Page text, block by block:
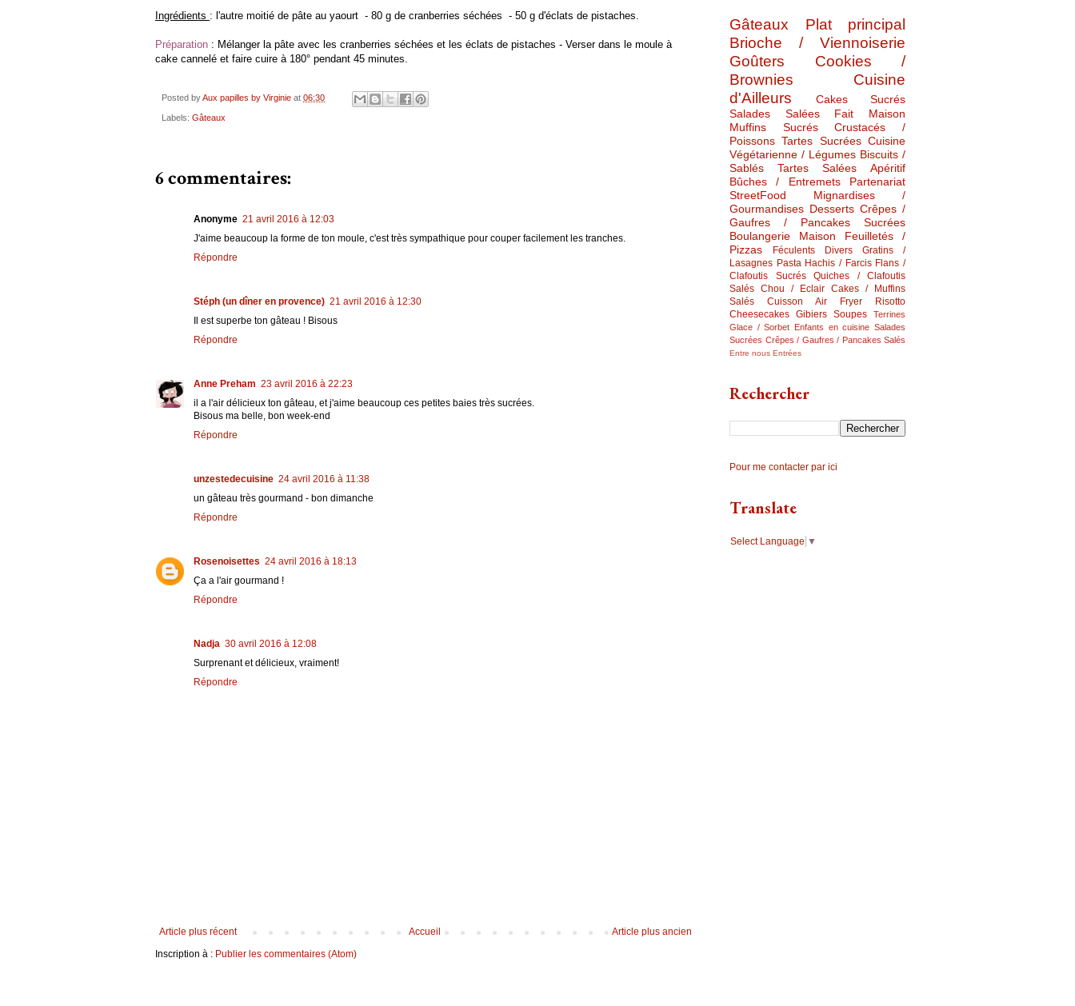
Ingrédients : l'autre moitié de pâte au yaourt - 80 g de cranberries séchées - 50 g d'éclats de pistaches.
Préparation : Mélanger la pâte avec les cranberries séchées et les éclats de pistaches - Verser dans le moule à
cake cannelé et faire cuire à 180° pendant 45 minutes.
Posted byAux papilles by Virginie at 06:30
Labels: Gâteaux
6 commentaires:
Anonyme 21 avril 2016 à 12:03
J'aime beaucoup la forme de ton moule, c'est très sympathique pour couper facilement les tranches.
Répondre
Stéph (un dîner en provence) 21 avril 2016 à 12:30
Il est superbe ton gâteau ! Bisous
Répondre
Anne Preham 23 avril 2016 à 22:23
il a l'air délicieux ton gâteau, et j'aime beaucoup ces petites baies très sucrées.
Bisous ma belle, bon week-end
Répondre
unzestedecuisine 24 avril 2016 à 11:38
un gâteau très gourmand - bon dimanche
Répondre
Rosenoisettes 24 avril 2016 à 18:13
Ça a l'air gourmand !
Répondre
Nadja 30 avril 2016 à 12:08
Surprenant et délicieux, vraiment!
Répondre
Article plus récent Article plus ancien
Accueil
Inscription à : Publier les commentaires (Atom)
Gâteaux
Plat principal
Brioche / Viennoiserie
Goûters
Cookies /
Brownies
Cuisine
d'Ailleurs
Cakes Sucrés
Salades Salées
Fait Maison
Muffins Sucrés
Crustacés /
Poissons Tartes Sucrées Cuisine
Végétarienne / Légumes Biscuits /
Sablés
Tartes Salées
Apéritif
Bûches / Entremets
Partenariat
StreetFood
Mignardises /
Gourmandises Desserts Crêpes /
Gaufres / Pancakes Sucrées
Boulangerie Maison
Feuilletés /
Pizzas
Féculents Divers
Gratins /
Lasagnes Pasta Hachis / Farcis Flans /
Clafoutis Sucrés
Quiches / Clafoutis
Salés Chou / Eclair Cakes / Muffins
Salés
Cuisson Air Fryer
Risotto
Cheesecakes Gibiers Soupes
Terrines
Glace / Sorbet Enfants en cuisine Salades
Sucrées Crêpes / Gaufres / Pancakes Salés
Entre nous Entrées
Rechercher
Pour me contacter par ici
Translate
Select Language ▼